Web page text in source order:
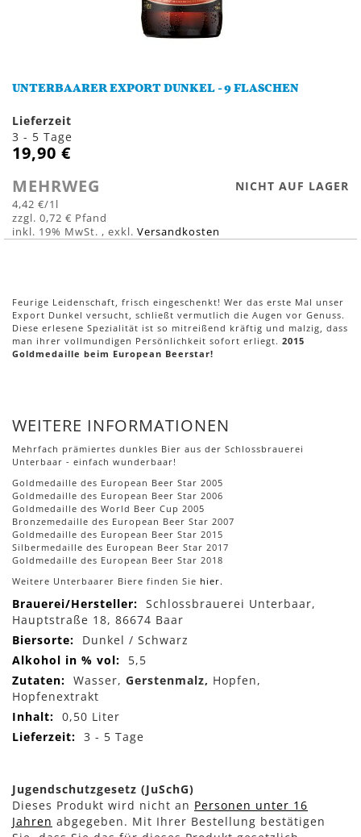
UNTERBAARER EXPORT DUNKEL - 9 FLASCHEN
Lieferzeit
3 - 5 Tage
19,90 €
MEHRWEG
4,42 €/1l
0,72 €
inkl. 19% MwSt. , exkl. Versandkosten
NICHT AUF LAGER
Feurige Leidenschaft, frisch eingeschenkt! Wer das erste Mal unser
Export Dunkel versucht, schließt vermutlich die Augen vor Genuss.
Diese erlesene Spezialität ist so mitreißend kräftig und malzig, dass
man ihrer vollmundigen Persönlichkeit sofort erliegt. 2015
Goldmedaille beim European Beerstar!
der
springen
WEITERE INFORMATIONEN
Mehrfach prämiertes dunkles Bier aus der Schlossbrauerei
Unterbaar - einfach wunderbaar!
Goldmedaille des European Beer Star 2005
Goldmedaille des European Beer Star 2006
Goldmedaille des World Beer Cup 2005
Bronzemedaille des European Beer Star 2007
Goldmedaille des European Beer Star 2015
Silbermedaille des European Beer Star 2017
Goldmedaille des European Beer Star 2018
Weitere Unterbaarer Biere finden Sie hier.
Mehr
Informationen
Schlossbrauerei Unterbaar,
Hauptstraße 18, 86674 Baar
Dunkel / Schwarz
5,5
Wasser, Gerstenmalz, Hopfen,
Hopfenextrakt
0,50 Liter
3 - 5 Tage
Jugendschutzgesetz (JuSchG)
Dieses Produkt wird nicht an Personen unter 16
Jahren abgegeben. Mit Ihrer Bestellung bestätigen